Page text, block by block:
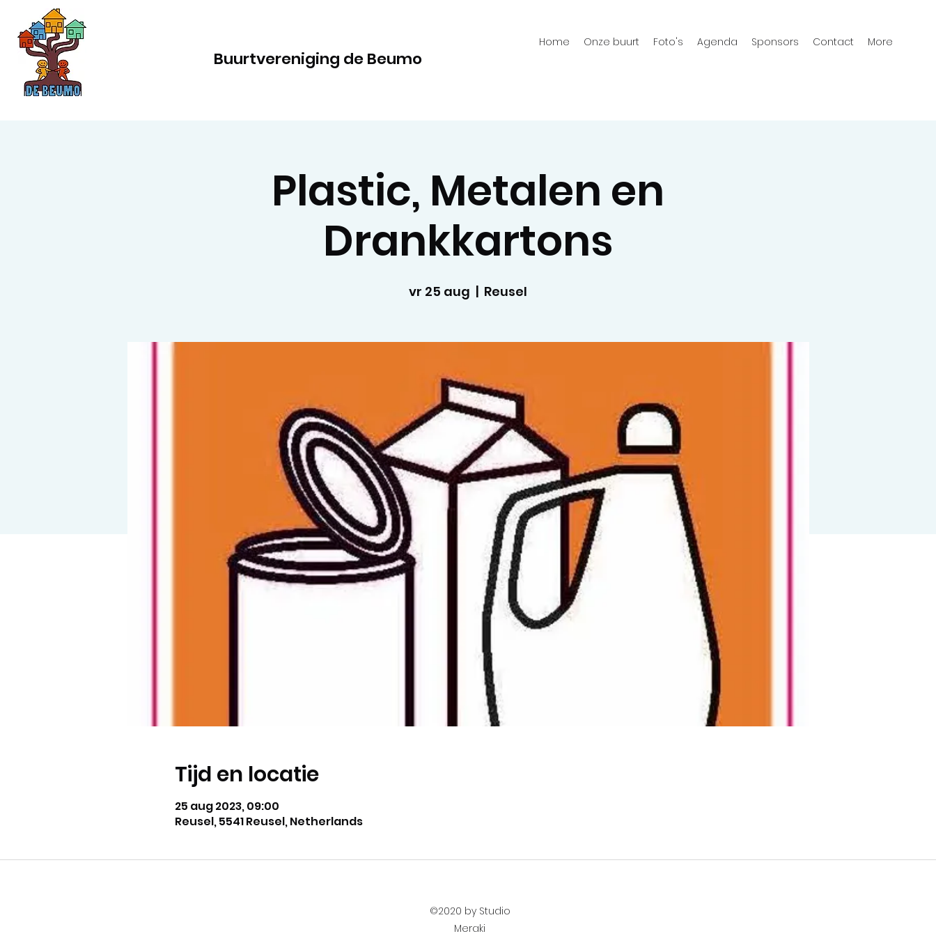
Buurtvereniging de Beumo
Home Onze buurt Foto's Agenda Sponsors Contact More
Plastic, Metalen en
Drankkartons
vr 25 aug
  |
Reusel
Tijd en locatie
25 aug 2023, 09:00
Reusel, 5541 Reusel, Netherlands
©2020 by Studio
Meraki